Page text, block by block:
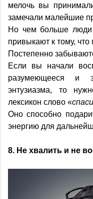
мелочь вы
замечали малейшие
Но чем больше люди
привыкают к тому, что
Постепенно
Если вы начали
разумеющееся и
энтузиазма, то
лексикон слово «
Оно способно
энергию для
8. Не хвалить и не